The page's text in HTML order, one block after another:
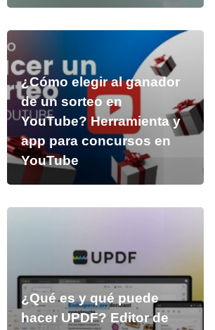
¿Cómo elegir al ganador
de un sorteo en
YouTube? Herramienta y
app para concursos en
YouTube
¿Qué es y qué puede
hacer UPDF? Editor de